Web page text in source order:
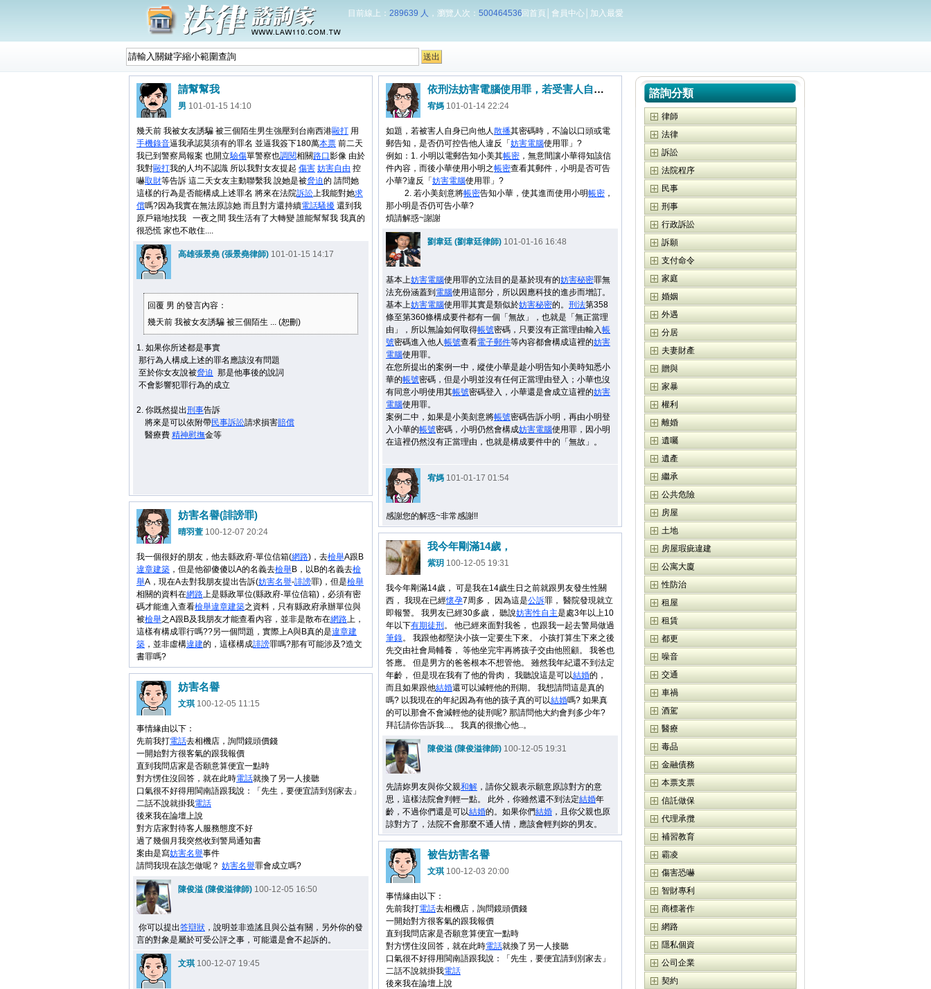
目前線上： 289639 人 ，瀏覽人次： 500464536回首頁 會員中心 加入最愛
請幫幫我
男 101-01-15 14:10
幾天前 我被女友誘騙 被三個陌生男生強壓到台南西港毆打 用
手機錄音逼我承認莫須有的罪名 並逼我簽下180萬本票 前二天
我已到警察局報案 也開立驗傷單警察也調閱相關路口影像 由於
我對毆打我的人均不認識 所以我對女友提起 傷害 妨害自由 控
嚇取財等告訴 這二天女友主動聯繫我 說她是被脅迫的 請問她
這樣的行為是否能構成上述罪名 將來在法院訴訟上我能對她求
償嗎?因為我實在無法原諒她 而且對方還持續電話騷擾 還到我
原戶籍地找我 一夜之間 我生活有了大轉變 誰能幫幫我 我真的
很恐慌 家也不敢住....
高雄張景堯 (張景堯律師) 101-01-15 14:17
回覆 男 的發言內容：
幾天前 我被女友誘騙 被三個陌生 ... (恕刪)
1. 如果你所述都是事實
那行為人構成上述的罪名應該沒有問題
至於你女友說被脅迫 那是他事後的說詞
不會影響犯罪行為的成立
2. 你既然提出刑事告訴
將來是可以依附帶民事訴訟請求損害賠償
醫療費 精神慰撫金等
依刑法妨害電腦使用罪，若受害人自身已向他人散播其密碼時....
宥媽 101-01-14 22:24
如題，若被害人自身已向他人散播其密碼時，不論以口頭或電
郵告知，是否仍可控告他人違反「 妨害電腦使用罪」?
例如：1. 小明以電郵告知小美其帳密 ，無意間讓小華得知該信
件內容，而後小華使用小明之帳密查看其郵件，小明是否可告
小華?違反「 妨害電腦使用罪」?
2. 若小美刻意將帳密告知小華，使其進而使用小明帳密 ，
那小明是否仍可告小華?
煩請解惑~謝謝
劉韋廷 (劉韋廷律師) 101-01-16 16:48
基本上妨害電腦使用罪的立法目的是基於現有的妨害秘密罪無
法充份涵蓋到 電腦使用這部分，所以因應科技的進步而增訂。
基本上妨害電腦使用罪其實是類似於妨害秘密的。 刑法第358
條至第360條構成要件都有一個「無故」，也就是「無正當理
由」，所以無論如何取得帳號密碼，只要沒有正當理由輸入帳
號密碼進入他人帳號查看電子郵件等內容都會構成這裡的妨害
電腦使用罪。
在您所提出的案例一中，縱使小華是趁小明告知小美時知悉小
華的帳號密碼，但是小明並沒有任何正當理由登入；小華也沒
有同意小明使用其帳號密碼登入，小華還是會成立這裡的妨害
電腦使用罪。
案例二中，如果是小美刻意將帳號密碼告訴小明，再由小明登
入小華的帳號密碼，小明仍然會構成妨害電腦使用罪，因小明
在這裡仍然沒有正當理由，也就是構成要件中的「無故」。
宥媽 101-01-17 01:54
感謝您的解惑~非常感謝!!
妨害名譽(誹謗罪)
晴羽萱 100-12-07 20:24
我一個很好的朋友，他去縣政府-單位信箱(網路)，去檢舉A跟B
違章建築 ，但是他卻傻傻以A的名義去檢舉 B，以B的名義去檢
舉A，現在A去對我朋友提出告訴(妨害名譽-誹謗罪)，但是檢舉
相關的資料在網路上是縣政單位(縣政府-單位信箱)，必須有密
碼才能進入查看檢舉違章建築之資料，只有縣政府承辦單位與
被檢舉之A跟B及我朋友才能查看內容，並非是散布在網路上，
這樣有構成罪行嗎??另一個問題，實際上A與B真的是違章建
築 ，並非虛構違建的，這樣構成誹謗罪嗎?那有可能涉及?造文
書罪嗎?
我今年剛滿14歲，
紫玥 100-12-05 19:31
我今年剛滿14歲， 可是我在14歲生日之前就跟男友發生性關
西， 我現在已經懷孕7周多， 因為這是公訴罪， 醫院發現就立
即報警。 我男友已經30多歲， 聽說妨害性自主是處3年以上10
年以下有期徒刑 。 他已經來面對我爸， 也跟我一起去警局做過
筆錄。 我跟他都堅決小孩一定要生下來。 小孩打算生下來之後
先交由社會局輔養， 等他坐完牢再將孩子交由他照顧。 我爸也
答應。 但是男方的爸爸根本不想管他。 雖然我年紀還不到法定
年齡， 但是現在我有了他的骨肉， 我聽說這是可以結婚的，
而且如果跟他結婚還可以減輕他的刑期。 我想請問這是真的
嗎? 以我現在的年紀因為有他的孩子真的可以結婚嗎? 如果真
的可以那會不會減輕他的徒刑呢? 那請問他大約會判多少年?
拜託請你告訴我...。 我真的很擔心他..。
陳俊溢 (陳俊溢律師) 100-12-05 19:31
先請妳男友與你父親和解 ，請你父親表示願意原諒對方的意
思，這樣法院會判輕一點。 此外，你雖然還不到法定結婚年
齡，不過你們還是可以結婚的。如果你們結婚 ，且你父親也原
諒對方了，法院不會那麼不通人情，應該會輕判妳的男友。
妨害名譽
文琪 100-12-05 11:15
事情緣由以下：
先前我打電話去相機店，詢問鏡頭價錢
一開始對方很客氣的跟我報價
直到我問店家是否願意算便宜一點時
對方愣住沒回答，就在此時電話就換了另一人接聽
口氣很不好得用閩南語跟我說：「先生，要便宜請到別家去」
二話不說就掛我電話
後來我在論壇上說
對方店家對待客人服務態度不好
過了幾個月我突然收到警局通知書
案由是寫妨害名譽事件
請問我現在該怎做呢？ 妨害名譽罪會成立嗎?
陳俊溢 (陳俊溢律師) 100-12-05 16:50
你可以提出答辯狀 ，說明並非造謠且與公益有關，另外你的發
言的對象是屬於可受公評之事，可能還是會不起訴的。
文琪 100-12-07 19:45
被告妨害名譽
文琪 100-12-03 20:00
事情緣由以下：
先前我打電話去相機店，詢問鏡頭價錢
一開始對方很客氣的跟我報價
直到我問店家是否願意算便宜一點時
對方愣住沒回答，就在此時電話就換了另一人接聽
口氣很不好得用閩南語跟我說：「先生，要便宜請到別家去」
二話不說就掛我電話
後來我在論壇上說
諮詢分類
律師
法律
訴訟
法院程序
民事
刑事
行政訴訟
訴願
支付命令
家庭
婚姻
外遇
分居
夫妻財產
贈與
家暴
權利
離婚
遺囑
遺產
繼承
公共危險
房屋
土地
房屋瑕疵違建
公寓大廈
性防治
租屋
租賃
都更
噪音
交通
車禍
酒駕
醫療
毒品
金融債務
本票支票
信託做保
代理承攬
補習教育
霸凌
傷害恐嚇
智財專利
商標著作
網路
隱私個資
公司企業
契約